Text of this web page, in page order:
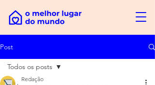
Post
Todos os posts
Redação